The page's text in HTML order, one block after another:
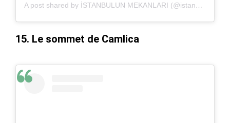
A post shared by İSTANBULUN MEKANLARI (@istanbulmekanlarii)
15. Le sommet de Camlica